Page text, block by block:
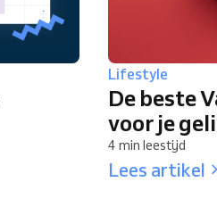
Lifestyle
De beste
voor je
4 min leestijd
Lees artikel